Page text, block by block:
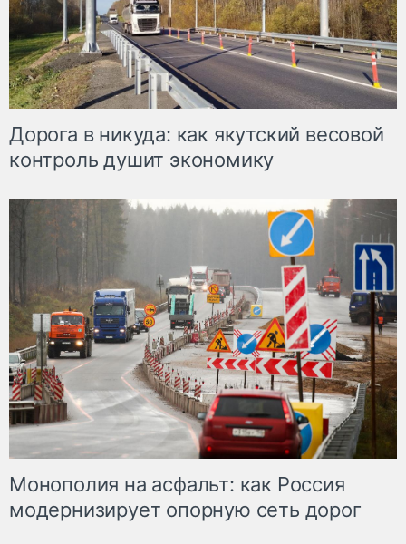
Дорога в никуда: как якутский весовой
контроль душит экономику
Монополия на асфальт: как Россия
модернизирует опорную сеть дорог